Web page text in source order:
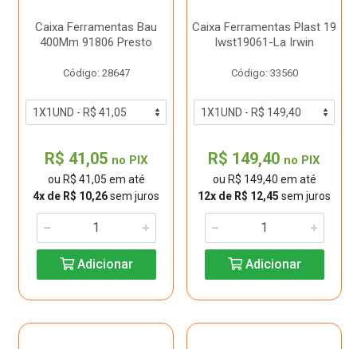
Caixa Ferramentas Bau
400Mm 91806 Presto
Código: 28647
R$ 41,05 no PIX
ou R$ 41,05 em até
4x de R$ 10,26sem juros
Adicionar
Caixa Ferramentas Plast 19
Iwst19061-La Irwin
Código: 33560
R$ 149,40 no PIX
ou R$ 149,40 em até
12x de R$ 12,45 sem juros
Adicionar